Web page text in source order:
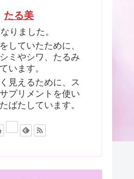
たる美
りました。
していたために、
ミやシワ、たるみ
います。
見えるために、ス
プリメントを使い
ばたしています。